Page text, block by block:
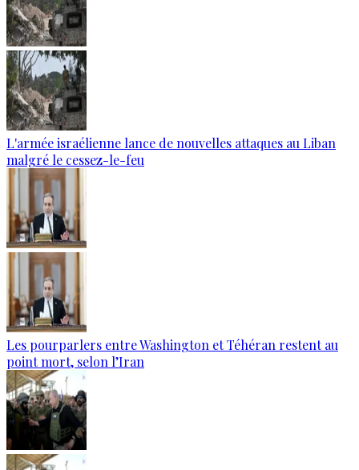
L'armée israélienne lance de nouvelles attaques au Liban
malgré le cessez-le-feu
Les pourparlers entre Washington et Téhéran restent au
point mort, selon l’Iran